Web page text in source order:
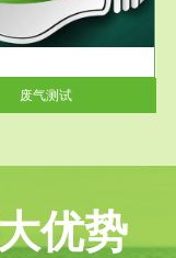
废气测试
优势